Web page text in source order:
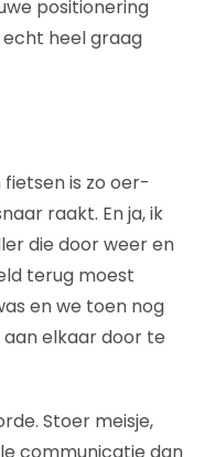
positionering
heel graag
is zo oer-
raakt. En ja, ik
die door weer en
terug moest
en we toen nog
elkaar door te
Stoer meisje,
communicatie dan